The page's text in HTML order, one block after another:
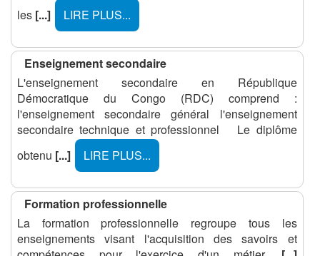
les [...] LIRE PLUS...
Enseignement secondaire
L'enseignement secondaire en République
Démocratique du Congo (RDC) comprend :
l'enseignement secondaire général l'enseignement
secondaire technique et professionnel Le diplôme
obtenu [...] LIRE PLUS...
Formation professionnelle
La formation professionnelle regroupe tous les
enseignements visant l'acquisition des savoirs et